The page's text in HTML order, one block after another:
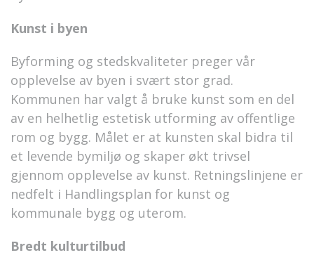
Kunst i byen
Byforming og stedskvaliteter preger vår
opplevelse av byen i svært stor grad.
Kommunen har valgt å bruke kunst som en del
av en helhetlig estetisk utforming av offentlige
rom og bygg. Målet er at kunsten skal bidra til
et levende bymiljø og skaper økt trivsel
gjennom opplevelse av kunst. Retningslinjene er
nedfelt i Handlingsplan for kunst og
kommunale bygg og uterom.
Bredt kulturtilbud